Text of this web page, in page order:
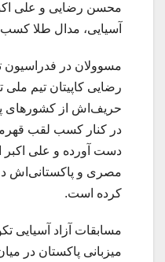
محسن رضایی و علی
آسیایی، مدال طلا کسب
مسوولان در فدراسیون
رضایی کاپیتان تیم
حریف‌اش از کشورهای
در کنار کسب لقب
دست آورده و علی اکبر
مصری و پاکستانی‌اش
کرده است.